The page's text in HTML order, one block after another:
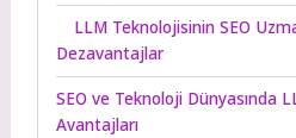
LLM Teknolojisinin SEO
Dezavantajlar
SEO ve Teknoloji Dünyasında
Avantajları